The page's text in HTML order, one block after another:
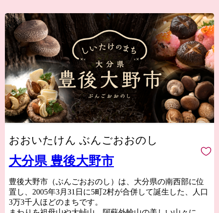
おおいたけん ぶんごおおのし
大分県 豊後大野市
豊後大野市（ぶんごおおのし）は、大分県の南西部に位
置し、2005年3月31日に5町2村が合併して誕生した、人口
3万3千人ほどのまちです。